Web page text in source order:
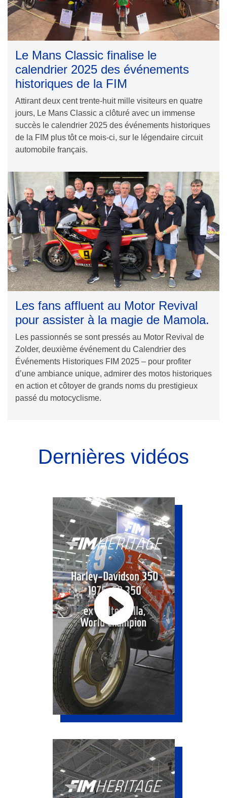
Le Mans Classic finalise le
calendrier 2025 des événements
historiques de la FIM
Attirant deux cent trente-huit mille visiteurs en quatre
jours, Le Mans Classic a clôturé avec un immense
succès le calendrier 2025 des événements historiques
de la FIM plus tôt ce mois-ci, sur le légendaire circuit
automobile français.
Les fans affluent au Motor Revival
pour assister à la magie de Mamola.
Les passionnés se sont pressés au Motor Revival de
Zolder, deuxième événement du Calendrier des
Événements Historiques FIM 2025 – pour profiter
d’une ambiance unique, admirer des motos historiques
en action et côtoyer de grands noms du prestigieux
passé du motocyclisme.
Dernières vidéos